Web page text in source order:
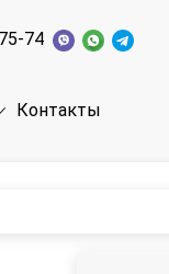
74
Контакты